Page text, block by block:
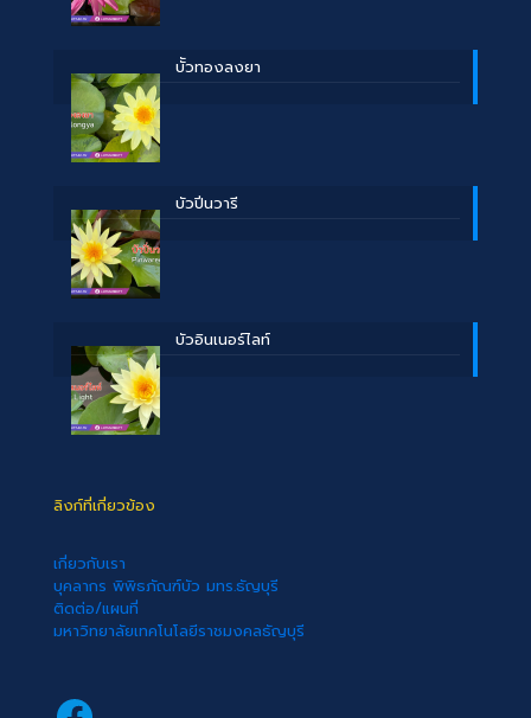
บััวทองลงยา
บัวปิ่นวารี
บัวอินเนอร์ไลท์
ลิงก์ที่เกี่ยวข้อง
เกี่ยวกับเรา
บุคลากร พิพิธภัณฑ์บัว มทร.ธัญบุรี
ติดต่อ/แผนที่
มหาวิทยาลัยเทคโนโลยีราชมงคลธัญบุรี